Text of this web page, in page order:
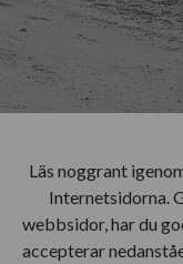
Läs noggrant
Internetsidorna.
webbsidor, har du
accepterar